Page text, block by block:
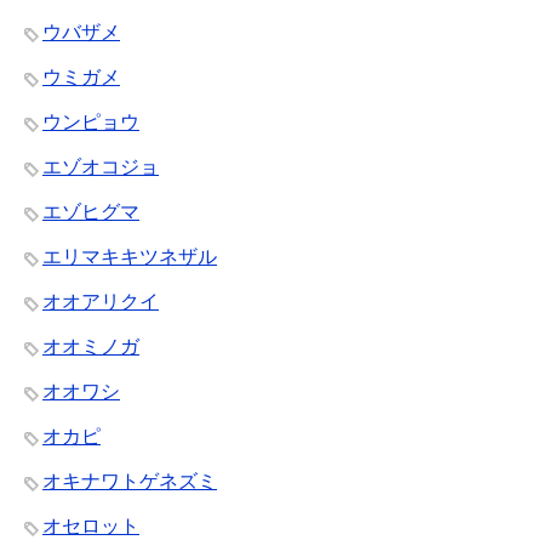
ウバザメ
ウミガメ
ウンピョウ
エゾオコジョ
エゾヒグマ
エリマキキツネザル
オオアリクイ
オオミノガ
オオワシ
オカピ
オキナワトゲネズミ
オセロット